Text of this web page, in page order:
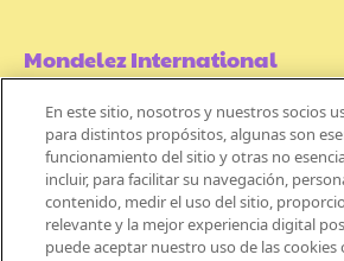
Mondelez International
Términos de uso
Políticas de Privacidad
Aviso de Cookie
En este sitio, nosotros y nuestros socios
para distintos propósitos, algunas son
funcionamiento del sitio y otras no
incluir, para facilitar su navegación,
contenido, medir el uso del sitio,
relevante y la mejor experiencia digital
puede aceptar nuestro uso de las cookies